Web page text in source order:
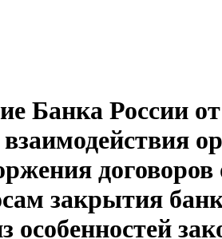
Банка России
закрытия